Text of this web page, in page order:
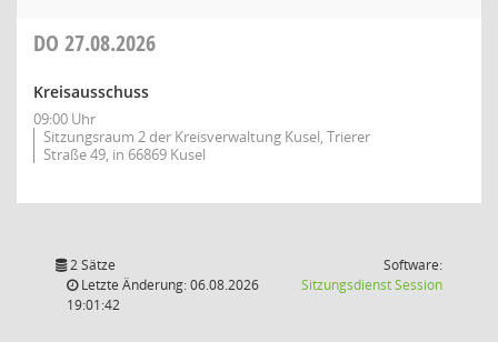
DO 27.08.2026
Kreisausschuss
09:00 Uhr
Sitzungsraum 2 der Kreisverwaltung Kusel, Trierer
Straße 49, in 66869 Kusel
2 Sätze
Letzte Änderung: 06.08.2026
19:01:42
Software:
SitzungsdienstSession(Wird in